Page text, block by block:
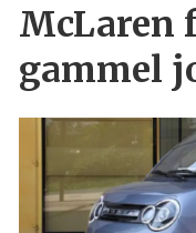
McLaren
gammel